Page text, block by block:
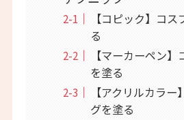
【コピック】コ
る
【マーカーペン
を塗る
【アクリルカラ
グを塗る